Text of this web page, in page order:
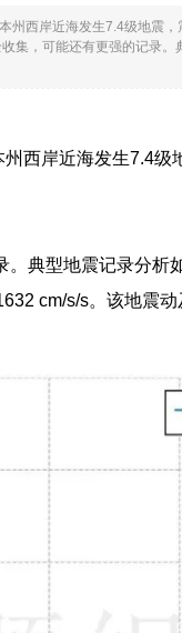
州西岸近海发生7.4级地震
集，可能还有更强的记录。
西岸近海发生7.4级
典型地震记录分析
cm/s/s。该地震